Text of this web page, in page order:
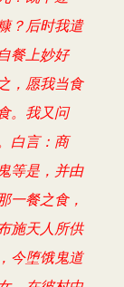
？后时我遣
餐上妙好
，愿我当食
。我又问
白言：商
等是，并由
一餐之食，
施天人所供
今堕饿鬼道